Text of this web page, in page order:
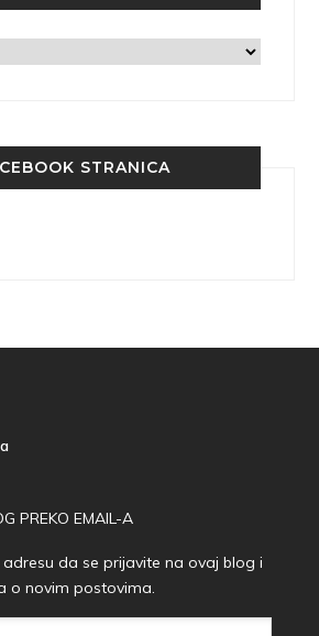
STRANICA
PREKO EMAIL-A
da se prijavite na ovaj blog i
o novim postovima.